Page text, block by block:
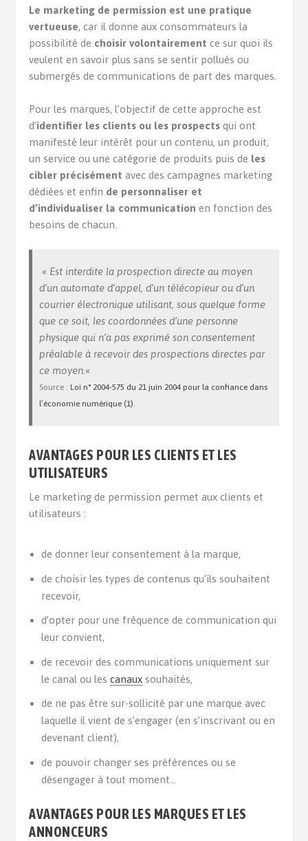
Le marketing de permission est une pratique
vertueuse, car il donne aux consommateurs la
possibilité de choisir volontairementce sur quoi ils
veulent en savoir plus sans se sentir pollués ou
submergés de communications de part des marques.
Pour les marques, l’objectif de cette approche est
d’identifier les clients ou les prospects qui ont
manifesté leur intérêt pour un contenu, un produit,
un service ou une catégorie de produits puis de les
cibler précisémentavec des campagnes marketing
dédiées et enfin de personnaliser et
d’individualiser la communication en fonction des
besoins de chacun.
« Est interdite la prospection directe au moyen
d’un automate d’appel, d’un télécopieur ou d’un
courrier électronique utilisant, sous quelque forme
que ce soit, les coordonnées d’une personne
physique qui n’a pas exprimé son consentement
préalable à recevoir des prospections directes par
ce moyen. «
Source : Loi n° 2004-575 du 21 juin 2004 pour la confiance dans
l’économie numérique (1).
AVANTAGES POUR LES CLIENTS ET LES
UTILISATEURS
Le marketing de permission permet aux clients et
utilisateurs :
de donner leur consentement à la marque,
de choisir les types de contenus qu’ils souhaitent
recevoir,
d’opter pour une fréquence de communication qui
leur convient,
de recevoir des communications uniquement sur
le canal ou les canauxsouhaités,
de ne pas être sur-sollicité par une marque avec
laquelle il vient de s’engager (en s’inscrivant ou en
devenant client),
de pouvoir changer ses préférences ou se
désengager à tout moment…
AVANTAGES POUR LES MARQUES ET LES
ANNONCEURS